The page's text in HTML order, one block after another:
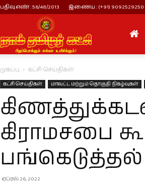
பதிவு எண் : 56/48/2013 இணைய : (+91)
நாம்
கட்சி
முகப்பு கட்சி செய்திகள்
கட்சி செய்திகள் மாவட்ட மற்றும் தொகுதி நிகழ்வுகள்
கிராமசபை
பங்கெடுத்தல்
ஏப்ரல் 26, 2022